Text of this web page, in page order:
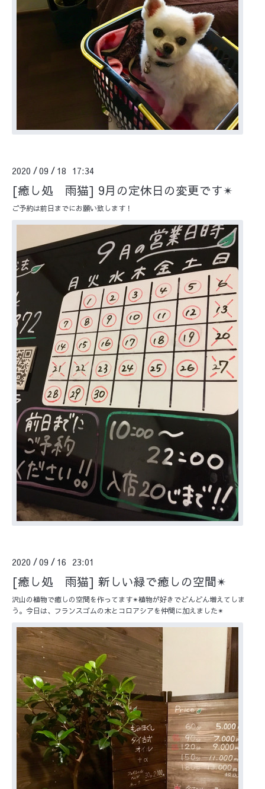
2020 /09 / 18 17:34
[癒し処 雨猫] 9月の定休日の変更です✴︎
ご予約は前日までにお願い致します！
2020 /09 / 16 23:01
[癒し処 雨猫] 新しい緑で癒しの空間✴︎
沢山の植物で癒しの空間を作ってます✴︎植物が好きでどんどん増えてしま
う。今日は、フランスゴムの木とコロアシアを仲間に加えました✴︎